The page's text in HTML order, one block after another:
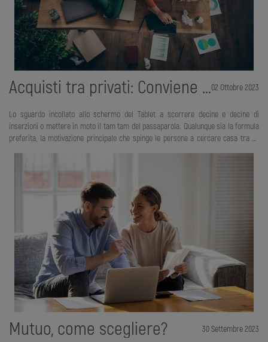
Acquisti tra privati: Conviene davvero dal punto di vista economico?02 Ottobre 2023
Lo sguardo incollato allo schermo del Tablet a scorrere decine e decine di
inserzioni o mettere in moto il tam tam del passaparola. Qualunque sia la formula
preferita, la motivazione principale che spinge le persone a cercare casa tra gli
economico quantificabile in migliaia di euro. Un risparmio assolutamente
allettante a cui è difficile rinunciare, soprattutto quando si sta affrontando una
spesa così impegnativa come quella per la casa. Il venditore ha l’ulteriore vanta
Mutuo, come scegliere? 30 Settembre 2023